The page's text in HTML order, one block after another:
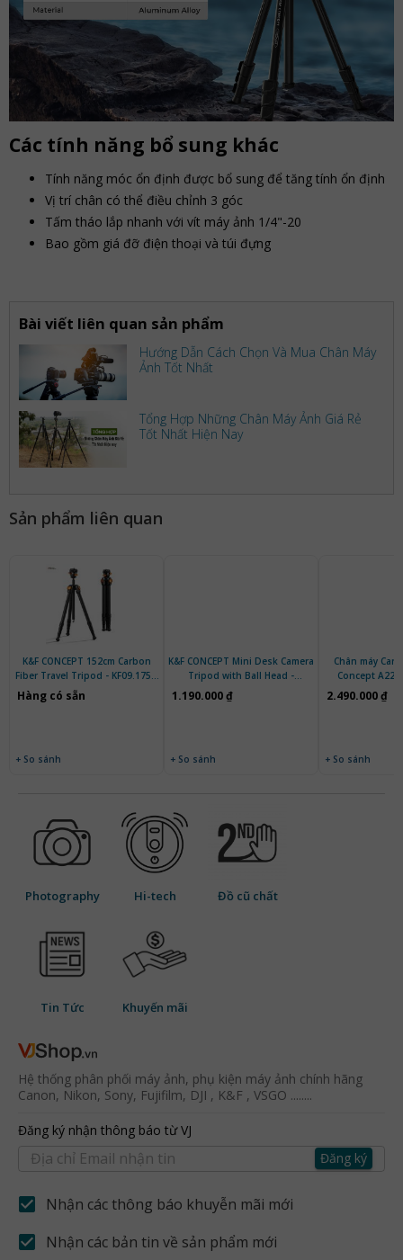
Các tính năng bổ sung khác
Tính năng móc ổn định được bổ sung để tăng tính ổn định
Vị trí chân có thể điều chỉnh 3 góc
Tấm tháo lắp nhanh với vít máy ảnh 1/4"-20
Bao gồm giá đỡ điện thoại và túi đựng
Bài viết liên quan sản phẩm
Hướng Dẫn Cách Chọn Và Mua Chân Máy
Ảnh Tốt Nhất
Tổng Hợp Những Chân Máy Ảnh Giá Rẻ
Tốt Nhất Hiện Nay
Sản phẩm liên quan
K&F CONCEPT 152cm Carbon
Fiber Travel Tripod - KF09.175 |
Chính hãng
Hàng có sẵn
+ So sánh
K&F CONCEPT Mini Desk Camera
Tripod with Ball Head -
KF09.160 | Chính hãng
1.190.000 ₫
+ So sánh
Chân máy
Concept
KF09.077V3
2.490.000 ₫
+ So sánh
Photography Hi-tech Đồ cũ chất
Tin Tức Khuyến mãi
Hệ thống phân phối máy ảnh, phụ kiện máy ảnh chính hãng
Canon, Nikon, Sony, Fujifilm, DJI , K&F , VSGO ........
Đăng ký nhận thông báo từ VJ
Đăng ký
Nhận các thông báo khuyễn mãi mới
Nhận các bản tin về sản phẩm mới